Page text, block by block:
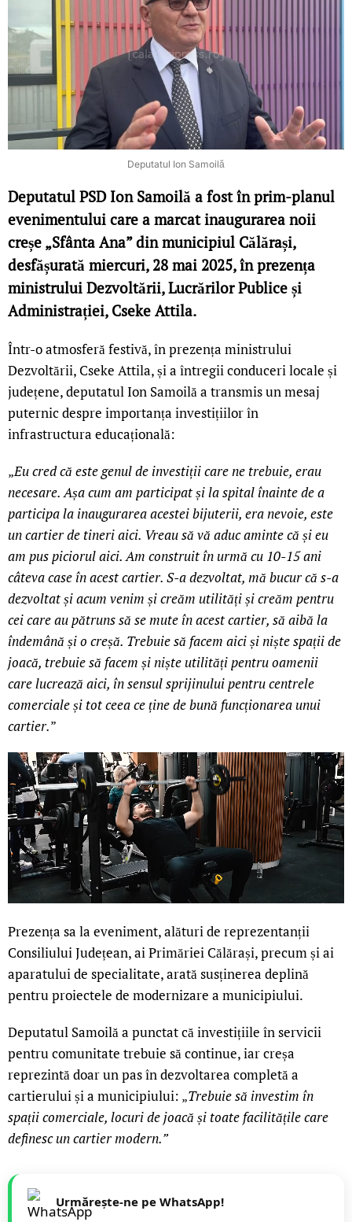
Deputatul Ion Samoilă
Deputatul PSD Ion Samoilă a fost în prim-planul
evenimentului care a marcat inaugurarea noii
creșe „Sfânta Ana” din municipiul Călărași,
desfășurată miercuri, 28 mai 2025, în prezența
ministrului Dezvoltării, Lucrărilor Publice și
Administrației, Cseke Attila.
Într-o atmosferă festivă, în prezența ministrului
Dezvoltării, Cseke Attila, și a întregii conduceri locale și
județene, deputatul Ion Samoilă a transmis un mesaj
puternic despre importanța investițiilor în
infrastructura educațională:
„Eu cred că este genul de investiții care ne trebuie, erau
necesare. Așa cum am participat și la spital înainte de a
participa la inaugurarea acestei bijuterii, era nevoie, este
un cartier de tineri aici. Vreau să vă aduc aminte că și eu
am pus piciorul aici. Am construit în urmă cu 10-15 ani
câteva case în acest cartier. S-a dezvoltat, mă bucur că s-a
dezvoltat și acum venim și creăm utilități și creăm pentru
cei care au pătruns să se mute în acest cartier, să aibă la
îndemână și o creșă. Trebuie să facem aici și niște spații de
joacă, trebuie să facem și niște utilități pentru oamenii
care lucrează aici, în sensul sprijinului pentru centrele
comerciale și tot ceea ce ține de bună funcționarea unui
cartier.”
Prezența sa la eveniment, alături de reprezentanții
Consiliului Județean, ai Primăriei Călărași, precum și ai
aparatului de specialitate, arată susținerea deplină
pentru proiectele de modernizare a municipiului.
Deputatul Samoilă a punctat că investițiile în servicii
pentru comunitate trebuie să continue, iar creșa
reprezintă doar un pas în dezvoltarea completă a
cartierului și a municipiului: „Trebuie să investim în
spații comerciale, locuri de joacă și toate facilitățile care
definesc un cartier modern.”
Urmărește-ne pe WhatsApp!